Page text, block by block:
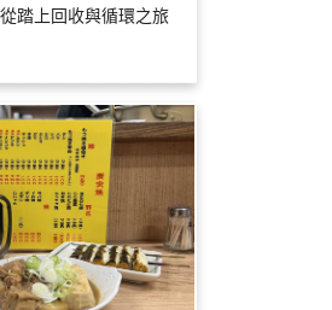
踏上回收與循環之旅